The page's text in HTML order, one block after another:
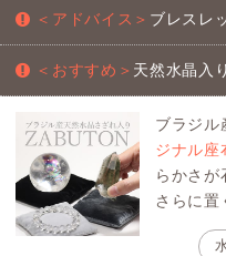
＜アドバイス＞ ブレスレ
＜おすすめ＞ 天然水晶入
ブラジル
ジナル座
らかさが
さらに置